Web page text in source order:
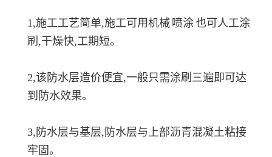
1,施工工艺简单,施工可用机械 喷涂也可人工涂
刷,干燥快,工期短。
2,该防水层造价便宜,一般只需涂刷三遍即可达
到防水效果。
3,防水层与基层,防水层与上部沥青混凝土粘接
牢固。